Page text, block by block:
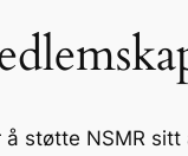
å støtte NSMR